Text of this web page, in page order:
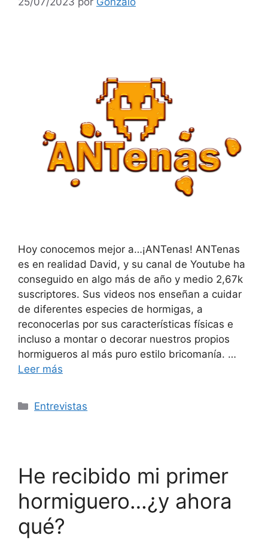
Hoy conocemos mejor a…¡ANTenas! ANTenas
es en realidad David, y su canal de Youtube ha
conseguido en algo más de año y medio 2,67k
suscriptores. Sus videos nos enseñan a cuidar
de diferentes especies de hormigas, a
reconocerlas por sus características físicas e
incluso a montar o decorar nuestros propios
hormigueros al más puro estilo bricomanía. …
Leer más
Entrevistas
He recibido mi primer
hormiguero…¿y ahora
qué?